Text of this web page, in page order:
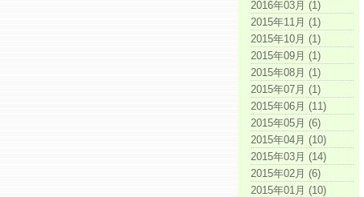
2016年03月 (1)
2015年11月 (1)
2015年10月 (1)
2015年09月 (1)
2015年08月 (1)
2015年07月 (1)
2015年06月 (11)
2015年05月 (6)
2015年04月 (10)
2015年03月 (14)
2015年02月 (6)
2015年01月 (10)